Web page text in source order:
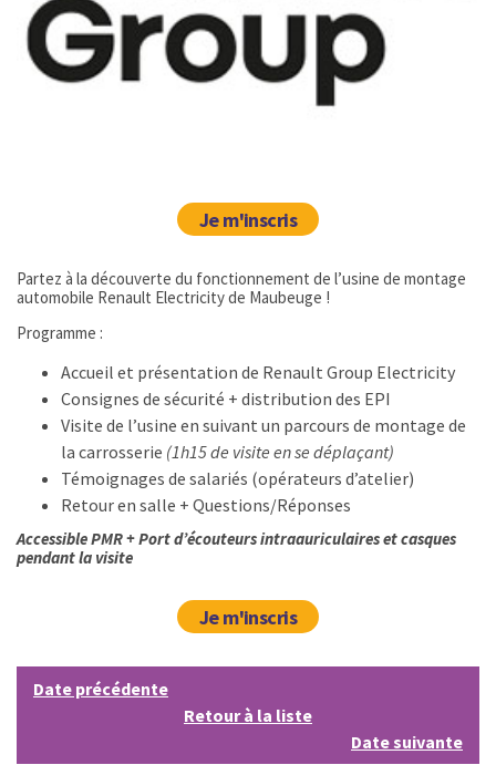
Je m'inscris
Partez à la découverte du fonctionnement de l’usine de montage
automobile Renault Electricity de Maubeuge !
Programme :
Accueil et présentation de Renault Group Electricity
Consignes de sécurité + distribution des EPI
Visite de l’usine en suivant un parcours de montage de
la carrosserie (1h15 de visite en se déplaçant)
Témoignages de salariés (opérateurs d’atelier)
Retour en salle + Questions/Réponses
Accessible PMR + Port d’écouteurs intraauriculaires et casques
pendant la visite
Je m'inscris
Date précédente
Retour à la liste
Date suivante